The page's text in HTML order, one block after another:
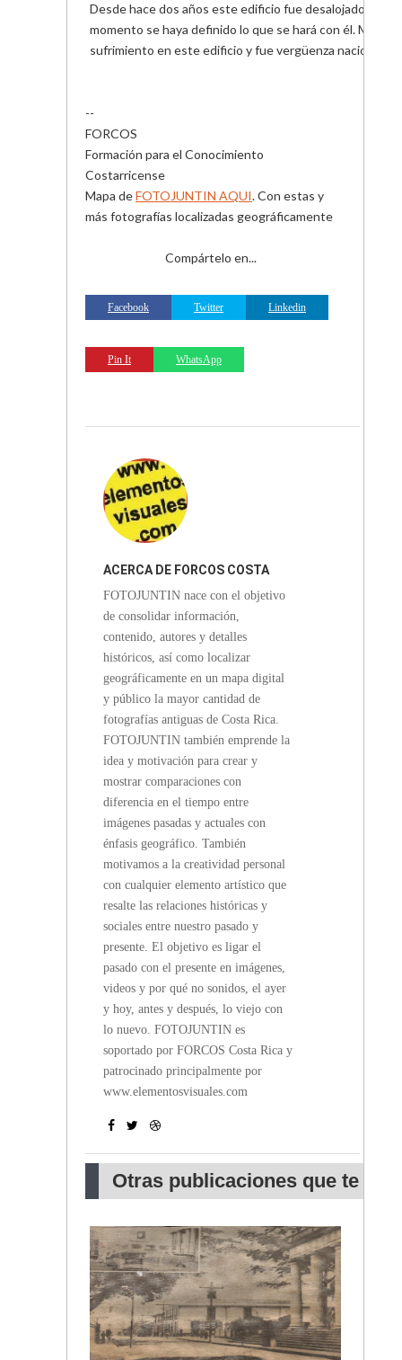
Desde hace dos años este edificio fue desalojado y en
momento se haya definido lo que se hará con él.
sufrimiento en este edificio y fue vergüenza nacional
--
FORCOS
Formación para el Conocimiento
Costarricense
Mapa deFOTOJUNTIN AQUI. Con estas y
más fotografías localizadas geográficamente
Compártelo en...
Facebook Twitter Linkedin
Pin It WhatsApp
ACERCA DE FORCOS COSTA
RICA
FOTOJUNTIN nace con el objetivo
de consolidar información,
contenido, autores y detalles
históricos, así como localizar
geográficamente en un mapa digital
y público la mayor cantidad de
fotografías antiguas de Costa Rica.
FOTOJUNTIN también emprende la
idea y motivación para crear y
mostrar comparaciones con
diferencia en el tiempo entre
imágenes pasadas y actuales con
énfasis geográfico. También
motivamos a la creatividad personal
con cualquier elemento artístico que
resalte las relaciones históricas y
sociales entre nuestro pasado y
presente. El objetivo es ligar el
pasado con el presente en imágenes,
videos y por qué no sonidos, el ayer
y hoy, antes y después, lo viejo con
lo nuevo. FOTOJUNTIN es
soportado por FORCOS Costa Rica y
patrocinado principalmente por
www.elementosvisuales.com
Otras publicaciones que te